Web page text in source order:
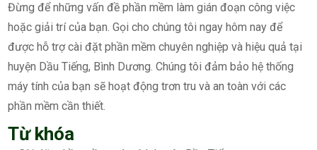
Đừng để những vấn đề phần mềm làm gián đoạn công việc
hoặc giải trí của bạn. Gọi cho chúng tôi ngay hôm nay để
được hỗ trợ cài đặt phần mềm chuyên nghiệp và hiệu quả tại
huyện Dầu Tiếng, Bình Dương. Chúng tôi đảm bảo hệ thống
máy tính của bạn sẽ hoạt động trơn tru và an toàn với các
phần mềm cần thiết.
Từ khóa